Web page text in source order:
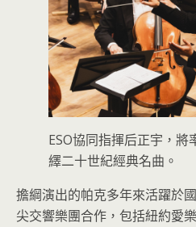
ESO協同指揮后正宇，將
繹二十世紀經典名曲。
擔綱演出的帕克多年來活躍於
尖交響樂團合作，包括紐約愛